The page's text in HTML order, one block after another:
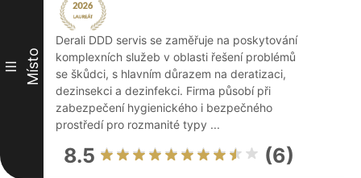
III Místo
Derali DDD servis se zaměřuje na poskytování
komplexních služeb v oblasti řešení problémů
se škůdci, s hlavním důrazem na deratizaci,
dezinsekci a dezinfekci. Firma působí při
zabezpečení hygienického i bezpečného
prostředí pro rozmanité typy ...
8.5 (6)